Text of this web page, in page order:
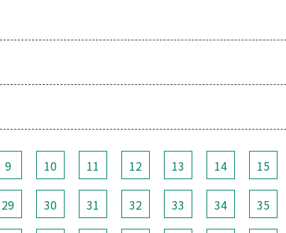
9 10 11 12 13 14 15
29 30 31 32 33 34 35